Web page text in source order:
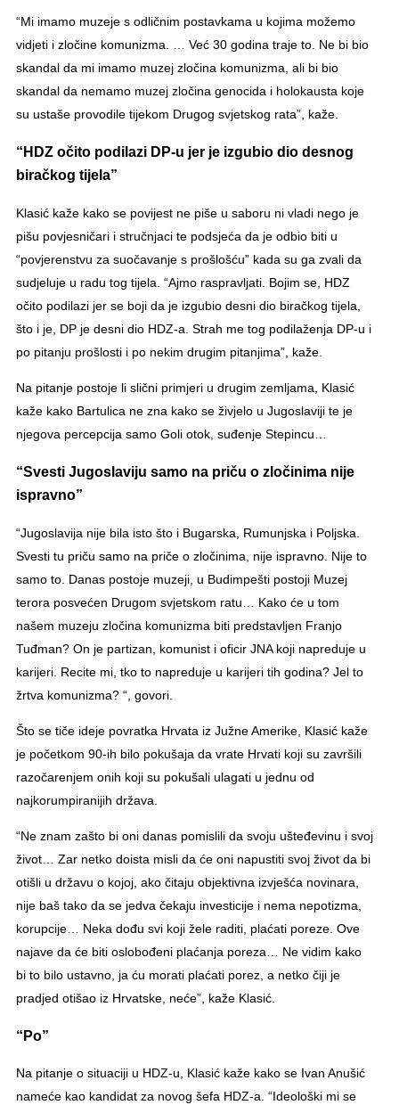
“Mi imamo muzeje s odličnim postavkama u kojima možemo
vidjeti i zločine komunizma. … Već 30 godina traje to. Ne bi bio
skandal da mi imamo muzej zločina komunizma, ali bi bio
skandal da nemamo muzej zločina genocida i holokausta koje
su ustaše provodile tijekom Drugog svjetskog rata”, kaže.
“HDZ očito podilazi DP-u jer je izgubio dio desnog
biračkog tijela”
Klasić kaže kako se povijest ne piše u saboru ni vladi nego je
pišu povjesničari i stručnjaci te podsjeća da je odbio biti u
“povjerenstvu za suočavanje s prošlošću” kada su ga zvali da
sudjeluje u radu tog tijela. “Ajmo raspravljati. Bojim se, HDZ
očito podilazi jer se boji da je izgubio desni dio biračkog tijela,
što i je, DP je desni dio HDZ-a. Strah me tog podilaženja DP-u i
po pitanju prošlosti i po nekim drugim pitanjima”, kaže.
Na pitanje postoje li slični primjeri u drugim zemljama, Klasić
kaže kako Bartulica ne zna kako se živjelo u Jugoslaviji te je
njegova percepcija samo Goli otok, suđenje Stepincu…
“Svesti Jugoslaviju samo na priču o zločinima nije
ispravno”
“Jugoslavija nije bila isto što i Bugarska, Rumunjska i Poljska.
Svesti tu priču samo na priče o zločinima, nije ispravno. Nije to
samo to. Danas postoje muzeji, u Budimpešti postoji Muzej
terora posvećen Drugom svjetskom ratu… Kako će u tom
našem muzeju zločina komunizma biti predstavljen Franjo
Tuđman? On je partizan, komunist i oficir JNA koji napreduje u
karijeri. Recite mi, tko to napreduje u karijeri tih godina? Jel to
žrtva komunizma? “, govori.
Što se tiče ideje povratka Hrvata iz Južne Amerike, Klasić kaže
je početkom 90-ih bilo pokušaja da vrate Hrvati koji su završili
razočarenjem onih koji su pokušali ulagati u jednu od
najkorumpiranijih država.
“Ne znam zašto bi oni danas pomislili da svoju ušteđevinu i svoj
život… Zar netko doista misli da će oni napustiti svoj život da bi
otišli u državu o kojoj, ako čitaju objektivna izvješća novinara,
nije baš tako da se jedva čekaju investicije i nema nepotizma,
korupcije… Neka dođu svi koji žele raditi, plaćati poreze. Ove
najave da će biti oslobođeni plaćanja poreza… Ne vidim kako
bi to bilo ustavno, ja ću morati plaćati porez, a netko čiji je
pradjed otišao iz Hrvatske, neće”, kaže Klasić.
“Po”
Na pitanje o situaciji u HDZ-u, Klasić kaže kako se Ivan Anušić
nameće kao kandidat za novog šefa HDZ-a. “Ideološki mi se